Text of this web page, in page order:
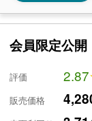
会員限定公開
評価 2.87
販売価格